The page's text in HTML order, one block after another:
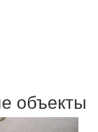
объекты